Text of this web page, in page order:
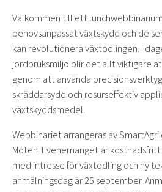
Välkommen till ett
behovsanpassat växtskydd och de
kan revolutionera växtodlingen. I
jordbruksmiljö blir det allt viktigare
genom att använda
skräddarsydd och resurseffektiv
växtskyddsmedel.
Webbinariet arrangeras av SmartAgri
Möten. Evenemanget är
med intresse för växtodling och ny
anmälningsdag är 25 september.